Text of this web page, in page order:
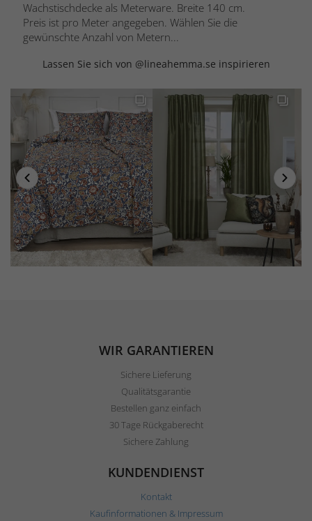
Wachstischdecke als Meterware. Breite 140 cm.
Preis ist pro Meter angegeben. Wählen Sie die
gewünschte Anzahl von Metern...
Lassen Sie sich von @lineahemma.se inspirieren
WIR GARANTIEREN
Sichere Lieferung
Qualitätsgarantie
Bestellen ganz einfach
30 Tage Rückgaberecht
Sichere Zahlung
KUNDENDIENST
Kontakt
Kaufinformationen & Impressum